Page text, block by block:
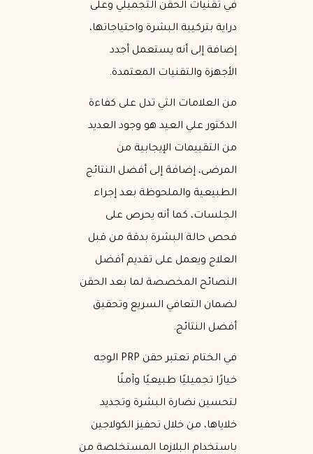
في تقنيات الحقن التجميلي وعلى
دراية بتركيبة البشرة واحتياجاتها،
إضافة إلى أنه يستعمل أجدد
الأجهزة والتقنيات المعتمدة.
من العلامات التي تدل على كفاءة
الدكتور علي العيد هو وجود العديد
من التقييمات الإيجابية من
المرضى، إضافة إلى أفضل النتائج
الطبيعية والملحوظة بعد إجراء
الجلسات، كما أنه يحرص على
فحص حالة البشرة بدقة من قبل
العلاج ويعمل على تقديم أفضل
النصائح المخصصة لما بعد الحقن
لضمان التعافي السريع وتحقيق
أفضل النتائج.
في الختام تعتبر حقن PRP الوجه
خيارًا تجميليًا طبيعيًا وآمنًا
لتحسين نضارة البشرة وتجديد
خلاياها، من خلال تحفيز الكولاجين
باستخدام البلازما المستخلصة من